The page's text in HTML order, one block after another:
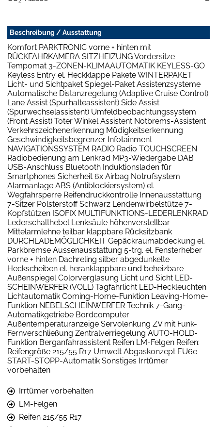
Beschreibung / Ausstattung
Komfort PARKTRONIC vorne + hinten mit
RÜCKFAHRKAMERA SITZHEIZUNG Vordersitze
Tempomat 3-ZONEN-KLIMAAUTOMATIK KEYLESS-GO
Keyless Entry el. Heckklappe Pakete WINTERPAKET
Licht- und Sichtpaket Spiegel-Paket Assistenzsysteme
Automatische Distanzregelung (Adaptive Cruise Control)
Lane Assist (Spurhalteassistent) Side Assist
(Spurwechselassistent) Umfeldbeobachtungssystem
(Front Assist) Toter Winkel Assistent Notbrems-Assistent
Verkehrszeichenerkennung Müdigkeitserkennung
Geschwindigkeitsbegrenzer Infotainment
NAVIGATIONSSYSTEM RADIO Radio TOUCHSCREEN
Radiobedienung am Lenkrad MP3-Wiedergabe DAB
USB-Anschluss Bluetooth Induktionsladen für
Smartphones Sicherheit 6x Airbag Notrufsystem
Alarmanlage ABS (Antiblockiersystem) el.
Wegfahrsperre Reifendruckkontrolle Innenausstattung
7-Sitzer Polsterstoff Schwarz Lendenwirbelstütze 7-
Kopfstützen ISOFIX MULTIFUNKTIONS-LEDERLENKRAD
Lederschalthebel Lenksäule höhenverstellbar
Mittelarmlehne teilbar klappbare Rücksitzbank
DURCHLADEMÖGLICHKEIT Gepäckraumabdeckung el.
Parkbremse Aussenausstattung 5-trg. el. Fensterheber
vorne + hinten Dachreling silber abgedunkelte
Heckscheiben el. heranklappbare und beheizbare
Außenspiegel Colorverglasung Licht und Sicht LED-
SCHEINWERFER (VOLL) Tagfahrlicht LED-Heckleuchten
Lichtautomatik Coming-Home-Funktion Leaving-Home-
Funktion NEBELSCHEINWERFER Technik 7-Gang-
Automatikgetriebe Bordcomputer
Außentemperaturanzeige Servolenkung ZV mit Funk-
Fernverschließung Zentralverriegelung AUTO-HOLD-
Funktion Berganfahrassistent Reifen LM-Felgen Reifen:
Reifengröße 215/55 R17 Umwelt Abgaskonzept EU6e
START-STOPP-Automatik Sonstiges Irrtümer
vorbehalten
Irrtümer vorbehalten
LM-Felgen
Reifen 215/55 R17